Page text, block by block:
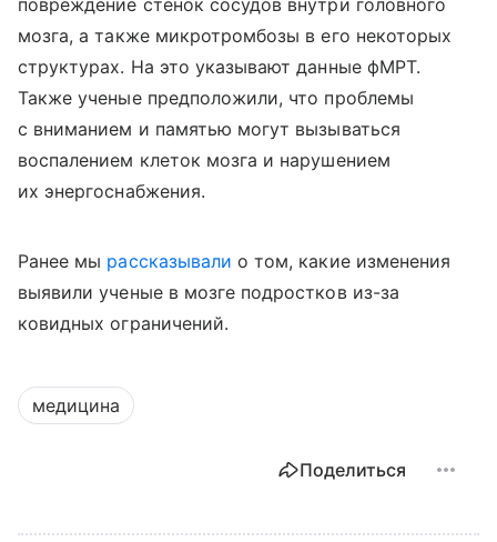
повреждение стенок сосудов внутри головного
мозга, а также микротромбозы в его некоторых
структурах. На это указывают данные фМРТ.
Также ученые предположили, что проблемы
с вниманием и памятью могут вызываться
воспалением клеток мозга и нарушением
их энергоснабжения.
Ранее мы рассказывали о том, какие изменения
выявили ученые в мозге подростков из-за
ковидных ограничений.
медицина
Поделиться